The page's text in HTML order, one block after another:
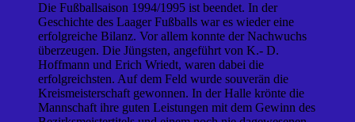
Die Fußballsaison 1994/1995 ist beendet. In der
Geschichte des Laager Fußballs war es wieder eine
erfolgreiche Bilanz. Vor allem konnte der Nachwuchs
überzeugen. Die Jüngsten, angeführt von K.- D.
Hoffmann und Erich Wriedt, waren dabei die
erfolgreichsten. Auf dem Feld wurde souverän die
Kreismeisterschaft gewonnen. In der Halle krönte die
Mannschaft ihre guten Leistungen mit dem Gewinn des